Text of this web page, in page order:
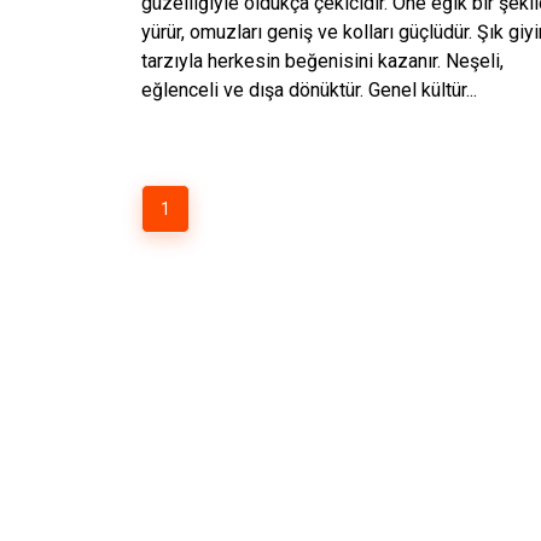
yürür, omuzları geniş ve kolları güçlüdür. Şık
tarzıyla herkesin beğenisini kazanır. Neşeli,
eğlenceli ve dışa dönüktür. Genel kültür...
1